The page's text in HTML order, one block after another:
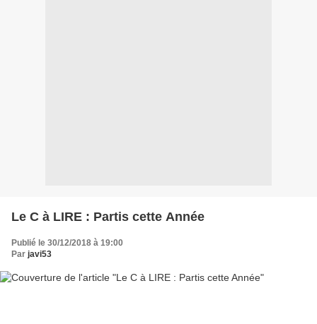
Le C à LIRE : Partis cette Année
Publié le 30/12/2018 à 19:00
Par javi53